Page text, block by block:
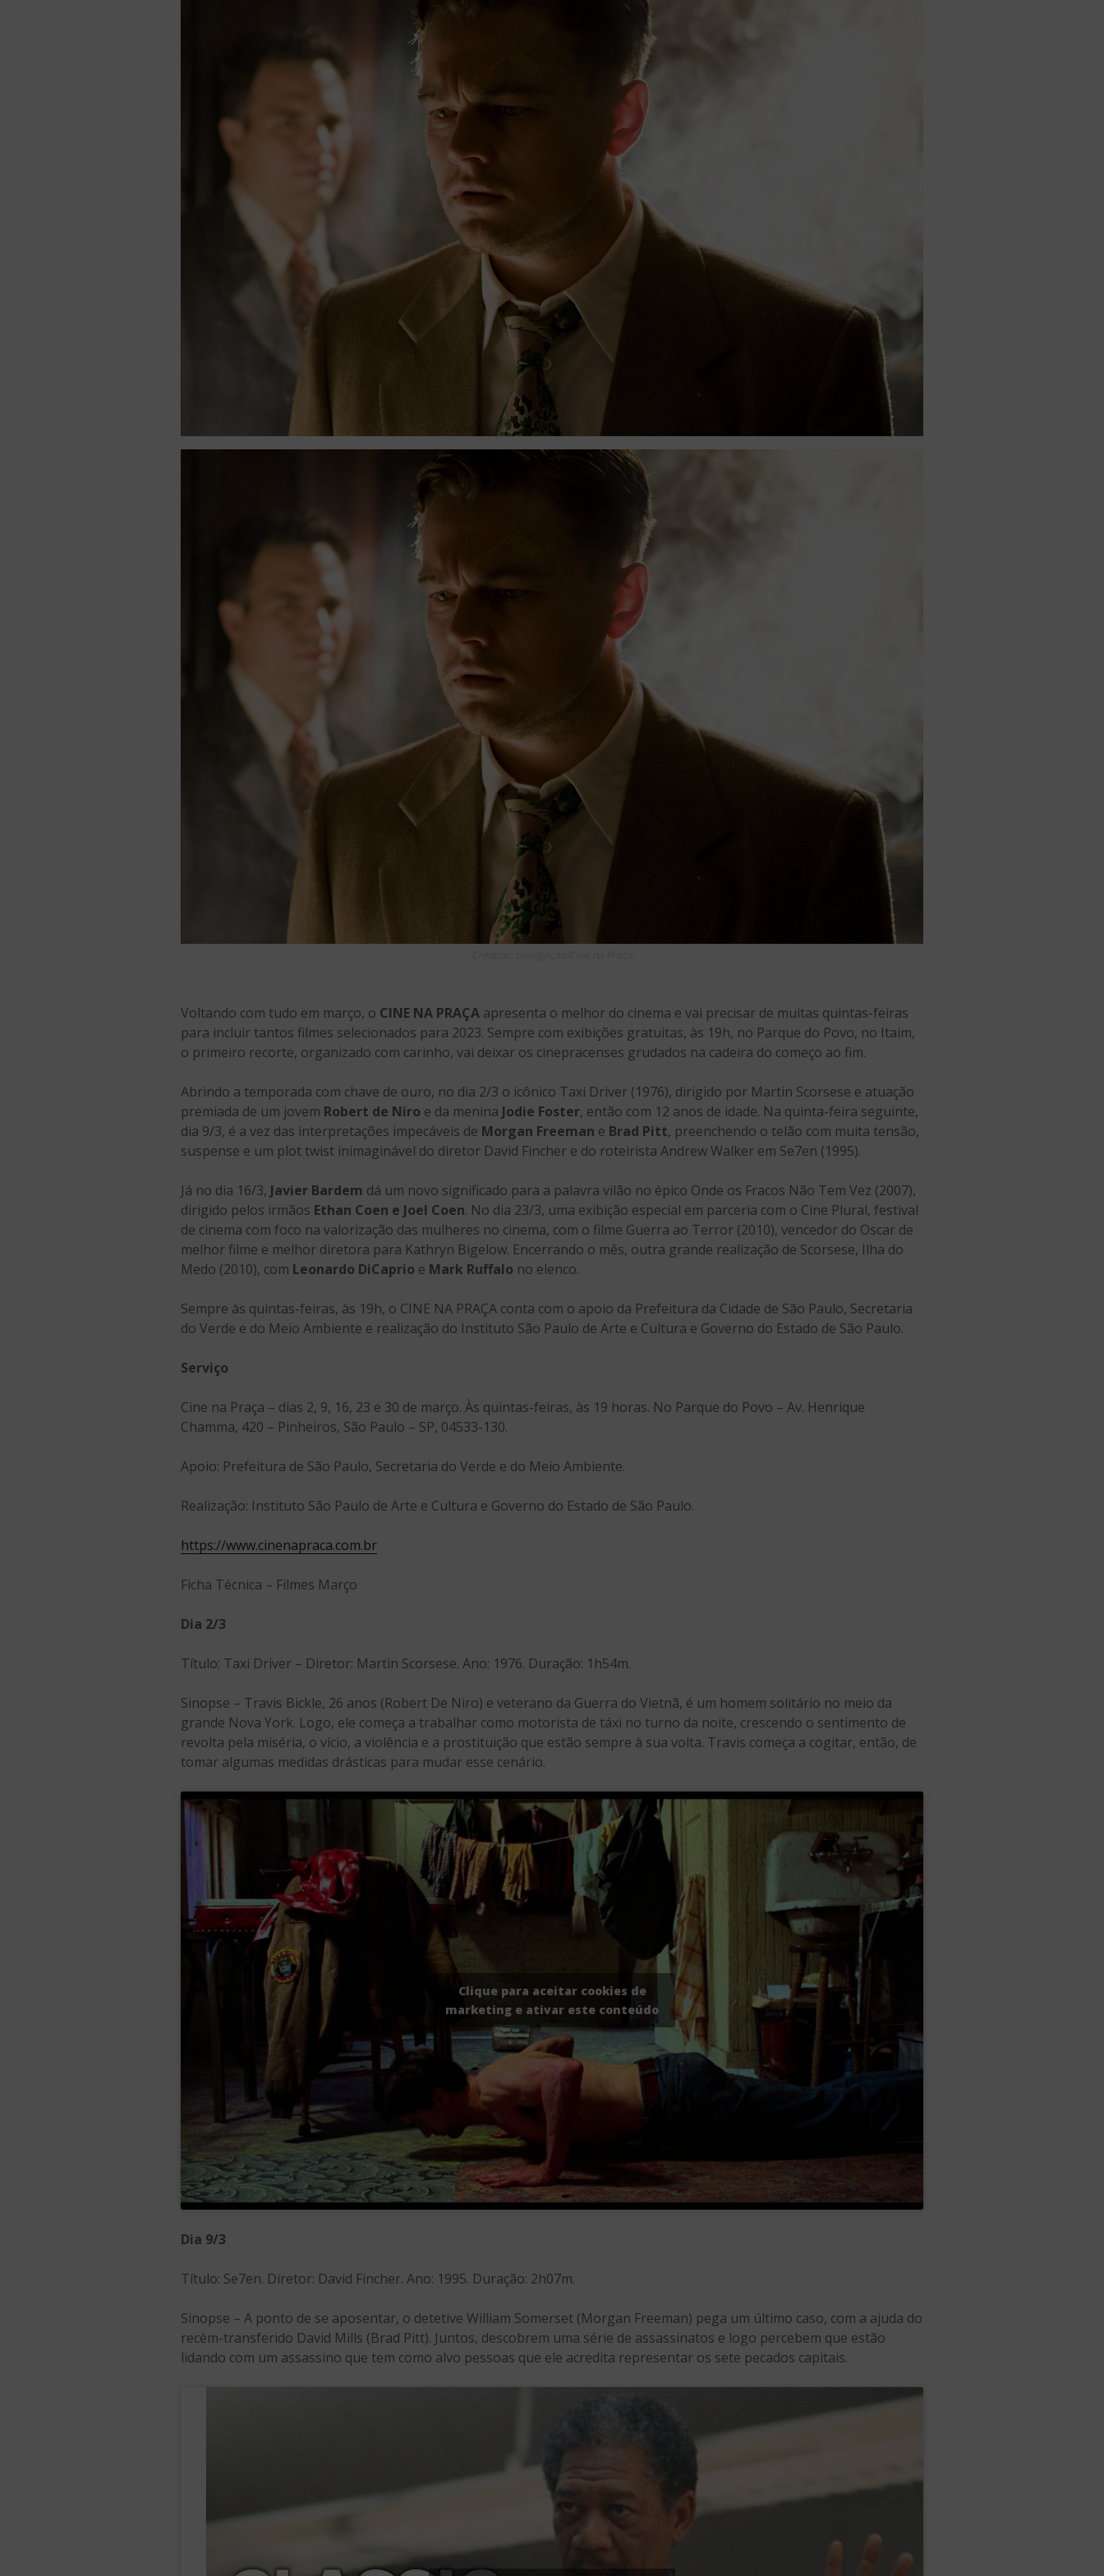
Voltando com tudo em março, o CINE NA PRAÇA apresenta o melhor do cinema e vai precisar de muitas quintas-feiras
para incluir tantos filmes selecionados para 2023. Sempre com exibições gratuitas, às 19h, no Parque do Povo, no Itaim,
o primeiro recorte, organizado com carinho, vai deixar os cinepracenses grudados na cadeira do começo ao fim.
Abrindo a temporada com chave de ouro, no dia 2/3 o icônico Taxi Driver (1976), dirigido por Martin Scorsese e atuação
premiada de um jovem Robert de Niro e da menina Jodie Foster, então com 12 anos de idade. Na quinta-feira seguinte,
dia 9/3, é a vez das interpretações impecáveis de Morgan Freeman e Brad Pitt, preenchendo o telão com muita tensão,
suspense e um plot twist inimaginável do diretor David Fincher e do roteirista Andrew Walker em Se7en (1995).
Já no dia 16/3, Javier Bardem dá um novo significado para a palavra vilão no épico Onde os Fracos Não Tem Vez (2007),
dirigido pelos irmãos Ethan Coen e Joel Coen. No dia 23/3, uma exibição especial em parceria com o Cine Plural, festival
de cinema com foco na valorização das mulheres no cinema, com o filme Guerra ao Terror (2010), vencedor do Oscar de
melhor filme e melhor diretora para Kathryn Bigelow. Encerrando o mês, outra grande realização de Scorsese, Ilha do
Medo (2010), com Leonardo DiCaprio e Mark Ruffalo no elenco.
Sempre às quintas-feiras, às 19h, o CINE NA PRAÇA conta com o apoio da Prefeitura da Cidade de São Paulo, Secretaria
do Verde e do Meio Ambiente e realização do Instituto São Paulo de Arte e Cultura e Governo do Estado de São Paulo.
Serviço
Cine na Praça – dias 2, 9, 16, 23 e 30 de março. Às quintas-feiras, às 19 horas. No Parque do Povo – Av. Henrique
Chamma, 420 – Pinheiros, São Paulo – SP, 04533-130.
Apoio: Prefeitura de São Paulo, Secretaria do Verde e do Meio Ambiente.
Realização: Instituto São Paulo de Arte e Cultura e Governo do Estado de São Paulo.
https://www.cinenapraca.com.br
Ficha Técnica – Filmes Março
Dia 2/3
Título: Taxi Driver – Diretor: Martin Scorsese. Ano: 1976. Duração: 1h54m.
Sinopse – Travis Bickle, 26 anos (Robert De Niro) e veterano da Guerra do Vietnã, é um homem solitário no meio da
grande Nova York. Logo, ele começa a trabalhar como motorista de táxi no turno da noite, crescendo o sentimento de
revolta pela miséria, o vício, a violência e a prostituição que estão sempre à sua volta. Travis começa a cogitar, então, de
tomar algumas medidas drásticas para mudar esse cenário.
Clique para aceitar cookies de
marketing e ativar este conteúdo
Dia 9/3
Título: Se7en. Diretor: David Fincher. Ano: 1995. Duração: 2h07m.
Sinopse – A ponto de se aposentar, o detetive William Somerset (Morgan Freeman) pega um último caso, com a ajuda do
recém-transferido David Mills (Brad Pitt). Juntos, descobrem uma série de assassinatos e logo percebem que estão
lidando com um assassino que tem como alvo pessoas que ele acredita representar os sete pecados capitais.